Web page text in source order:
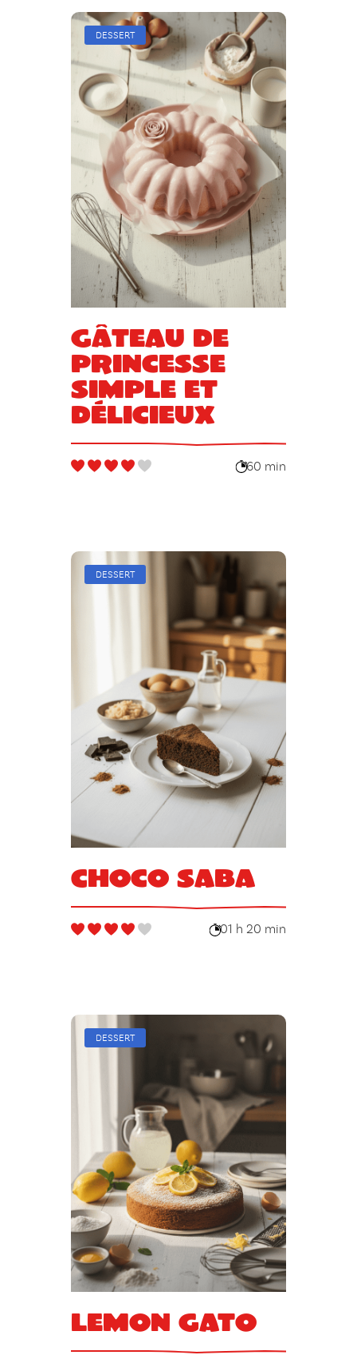
DESSERT
Gâteau de
princesse
simple et
délicieux
60 min
DESSERT
Choco Saba
01 h 20 min
DESSERT
Lemon gato